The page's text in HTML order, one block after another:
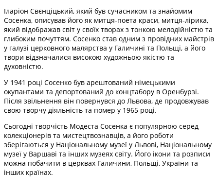
Іларіон Свєнціцький, який був сучасником та знайомим
Сосенка, описував його як митця-поета краси, митця-лірика,
який відображав світ у своїх творах з тонкою мелодійністю та
глибоким почуттям. Сосенко став одним з провідних майстрів
у галузі церковного малярства у Галичині та Польщі, а його
твори відзначалися високою художньою якістю та
духовністю.
У 1941 році Сосенко був арештований німецькими
окупантами та депортований до концтабору в Оренбурзі.
Після звільнення він повернувся до Львова, де продовжував
свою творчу діяльність та помер у 1965 році.
Сьогодні творчість Модеста Сосенка є популярною серед
колекціонерів та мистецтвознавців, а його роботи
зберігаються у Національному музеї у Львові, Національному
музеї у Варшаві та інших музеях світу. Його ікони та розписи
можна побачити в церквах Галичини, Польщі, України та
інших країнах.